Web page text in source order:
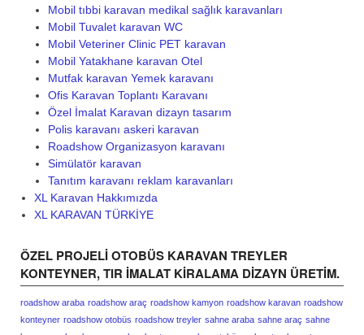
Mobil tıbbi karavan medikal sağlık karavanları
Mobil Tuvalet karavan WC
Mobil Veteriner Clinic PET karavan
Mobil Yatakhane karavan Otel
Mutfak karavan Yemek karavanı
Ofis Karavan Toplantı Karavanı
Özel İmalat Karavan dizayn tasarım
Polis karavanı askeri karavan
Roadshow Organizasyon karavanı
Simülatör karavan
Tanıtım karavanı reklam karavanları
XL Karavan Hakkımızda
XL KARAVAN TÜRKİYE
ÖZEL PROJELI OTOBÜS KARAVAN TREYLER
KONTEYNER, TIR IMALAT KIRALAMA DIZAYN ÜRETIM.
roadshow araba roadshow araç roadshow kamyon roadshow karavan roadshow
konteyner roadshow otobüs roadshow treyler sahne araba sahne araç sahne